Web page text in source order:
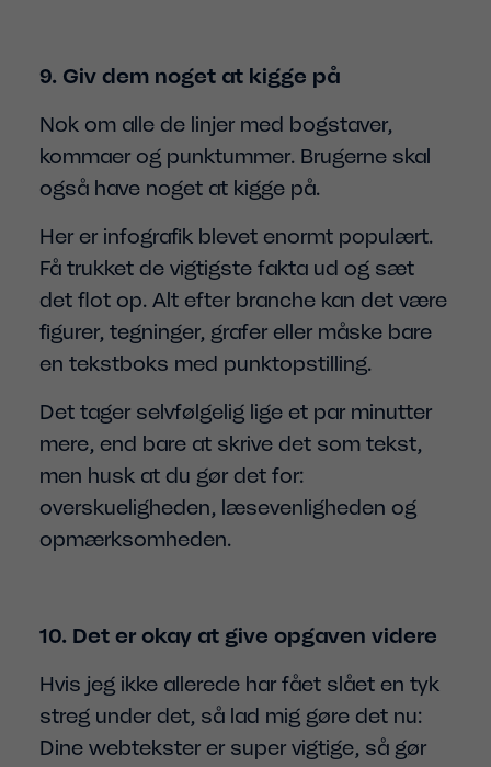
9. Giv dem noget at kigge på
Nok om alle de linjer med bogstaver,
kommaer og punktummer. Brugerne skal
også have noget at kigge på.
Her er infografik blevet enormt populært.
Få trukket de vigtigste fakta ud og sæt
det flot op. Alt efter branche kan det være
figurer, tegninger, grafer eller måske bare
en tekstboks med punktopstilling.
Det tager selvfølgelig lige et par minutter
mere, end bare at skrive det som tekst,
men husk at du gør det for:
overskueligheden, læsevenligheden og
opmærksomheden.
10. Det er okay at give opgaven videre
Hvis jeg ikke allerede har fået slået en tyk
streg under det, så lad mig gøre det nu:
Dine webtekster er super vigtige, så gør